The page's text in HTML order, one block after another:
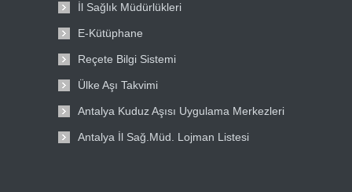
İl Sağlık Müdürlükleri
E-Kütüphane
Reçete Bilgi Sistemi
Ülke Aşı Takvimi
Antalya Kuduz Aşısı Uygulama Merkezleri
Antalya İl Sağ.Müd. Lojman Listesi